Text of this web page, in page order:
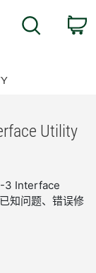
Utility
3 Interface
知问题、错误修